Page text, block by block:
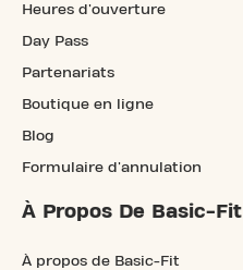
Heures d'ouverture
Day Pass
Partenariats
Boutique en ligne
Blog
Formulaire d'annulation
À Propos De Basic-Fit
À propos de Basic-Fit